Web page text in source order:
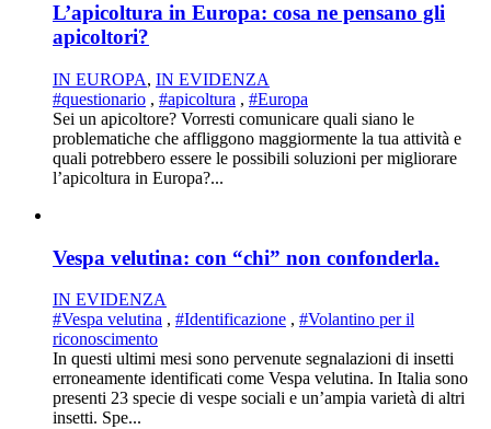
L’apicoltura in Europa: cosa ne pensano gli
apicoltori?
IN EUROPA, IN EVIDENZA
#questionario , #apicoltura , #Europa
Sei un apicoltore? Vorresti comunicare quali siano le
problematiche che affliggono maggiormente la tua attività e
quali potrebbero essere le possibili soluzioni per migliorare
l’apicoltura in Europa?...
Vespa velutina: con “chi” non confonderla.
IN EVIDENZA
#Vespa velutina , #Identificazione , #Volantino per il
riconoscimento
In questi ultimi mesi sono pervenute segnalazioni di insetti
erroneamente identificati come Vespa velutina. In Italia sono
presenti 23 specie di vespe sociali e un’ampia varietà di altri
insetti. Spe...